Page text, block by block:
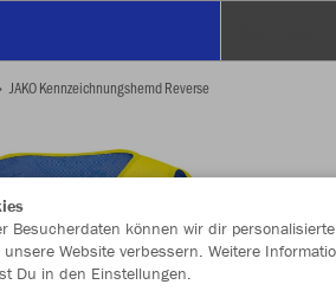
JAKO Kennzeichnungshemd Reverse
Besucherdaten können wir dir personalisierte
Website verbessern. Weitere
Du in den Einstellungen.